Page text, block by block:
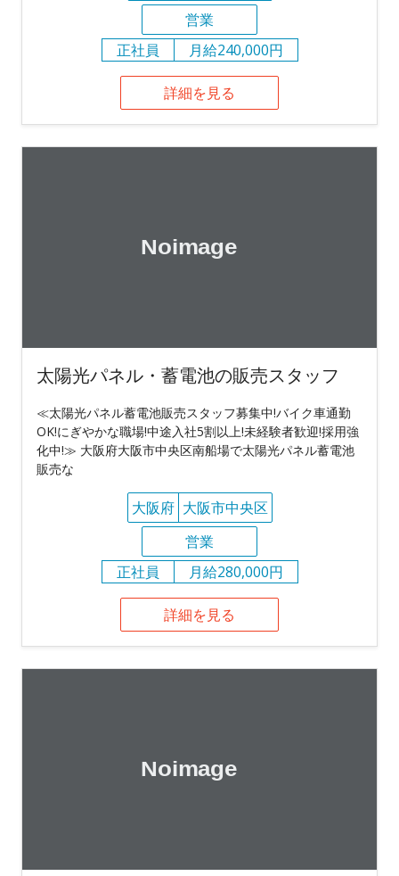
営業
正社員
月給240,000円
詳細を見る
太陽光パネル・蓄電池の販売スタッフ
≪太陽光パネル蓄電池販売スタッフ募集中!バイク車通勤
OK!にぎやかな職場!中途入社5割以上!未経験者歓迎!採用強
化中!≫ 大阪府大阪市中央区南船場で太陽光パネル蓄電池
販売な
大阪府 大阪市中央区
営業
正社員
月給280,000円
詳細を見る